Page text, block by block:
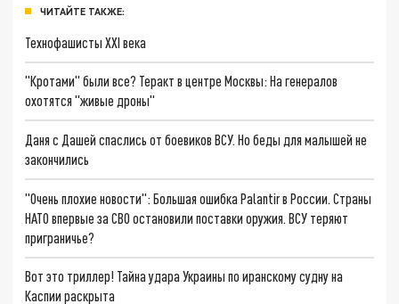
ЧИТАЙТЕ ТАКЖЕ:
Технофашисты XXI века
"Кротами" были все? Теракт в центре Москвы: На генералов
охотятся "живые дроны"
Даня с Дашей спаслись от боевиков ВСУ. Но беды для малышей не
закончились
"Очень плохие новости": Большая ошибка Palantir в России. Страны
НАТО впервые за СВО остановили поставки оружия. ВСУ теряют
приграничье?
Вот это триллер! Тайна удара Украины по иранскому судну на
Каспии раскрыта